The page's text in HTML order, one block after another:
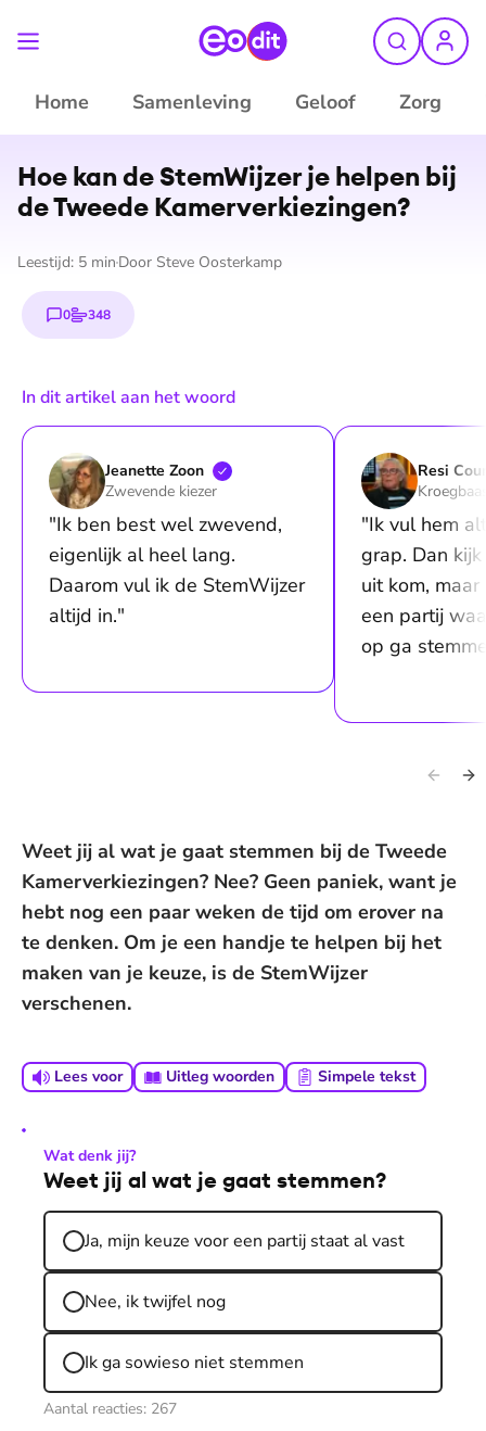
Home Samenleving Geloof Zorg
©
Hoe kan de StemWijzer je helpen bij
de Tweede Ka­mer­ver­kie­zin­gen?
Leestijd: 5 min Door Steve Oosterkamp
0
reacties
348
stemmen
In dit artikel aan het woord
Jeanette Zoon
Zwevende kiezer
"Ik ben best wel zwevend,
eigenlijk al heel lang.
Daarom vul ik de StemWijzer
altijd in."
Resi
"Ik vul hem
grap. Dan
uit kom,
een partij
op ga
Weet jij al wat je gaat stemmen bij de Tweede
Kamerverkiezingen? Nee? Geen paniek, want je
hebt nog een paar weken de tijd om erover na
te denken. Om je een handje te helpen bij het
maken van je keuze, is de StemWijzer
verschenen.
Lees voor Uitleg woorden Simpele tekst
Wat denk jij?
Weet jij al wat je gaat stemmen?
Ja, mijn keuze voor een partij staat al vast
Nee, ik twijfel nog
Ik ga sowieso niet stemmen
Aantal reacties: 267